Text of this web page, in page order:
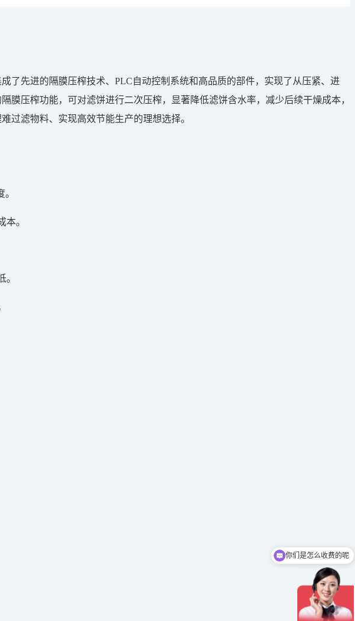
先进的隔膜压榨技术、PLC自动控制系统和高品质的部件，实现了从压紧、进
压榨功能，可对滤饼进行二次压榨，显著降低滤饼含水率，减少后续干燥成本，
过滤物料、实现高效节能生产的理想选择。
。
你们是怎么收费的呢
现在有优惠活动吗